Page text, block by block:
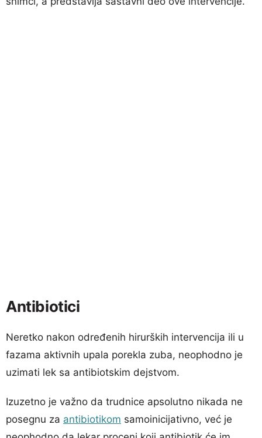
Antibiotici
Neretko nakon određenih hirurških intervencija ili u
fazama aktivnih upala porekla zuba, neophodno je
uzimati lek sa antibiotskim dejstvom.
Izuzetno je važno da trudnice apsolutno nikada ne
posegnu za antibiotikom samoinicijativno, već je